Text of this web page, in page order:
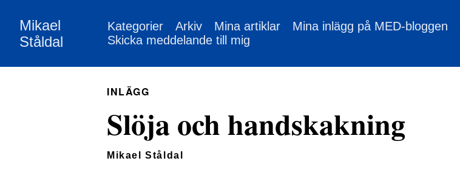
Mikael
Ståldal
Kategorier Arkiv Mina artiklar Mina inlägg på MED-bloggen
Skicka meddelande till mig
INLÄGG
Slöja och handskakning
Mikael Ståldal